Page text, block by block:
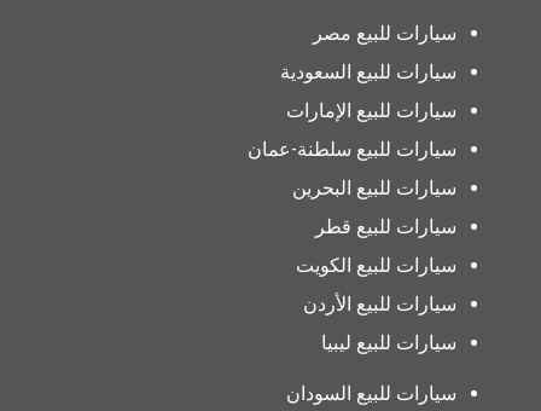
سيارات للبيع مصر
سيارات للبيع السعودية
سيارات للبيع الإمارات
سيارات للبيع سلطنة-عمان
سيارات للبيع البحرين
سيارات للبيع قطر
سيارات للبيع الكويت
سيارات للبيع الأردن
سيارات للبيع ليبيا
سيارات للبيع السودان